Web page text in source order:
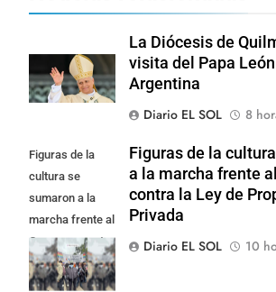
La Diócesis de
visita del Papa
Argentina
Diario EL SOL
8
Figuras de la
cultura se
sumaron a la
marcha frente al
Congreso contra
la Ley de
Propiedad
Figuras de la
a la marcha frente
contra la Ley de
Privada
Diario EL SOL
10